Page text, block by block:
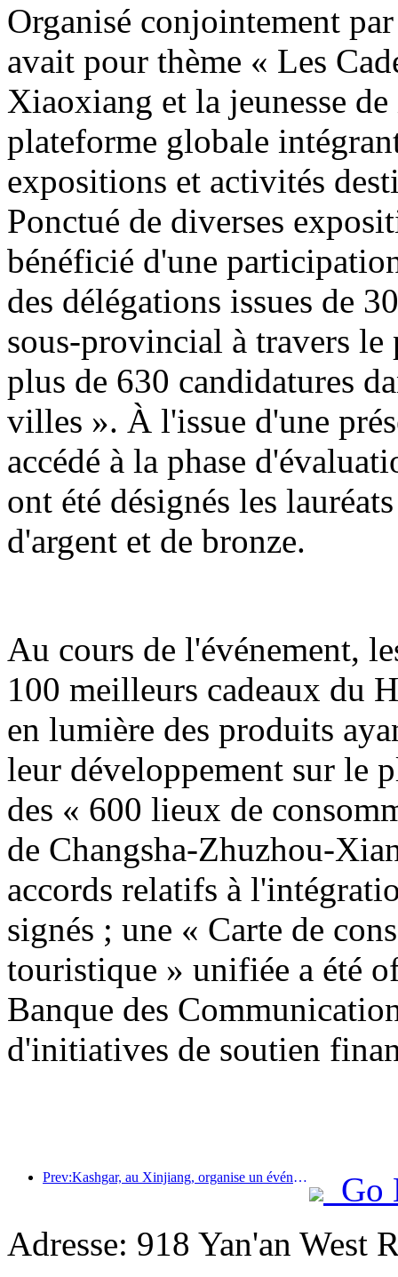
Organisé conjointement
avait pour thème « Les
Xiaoxiang et la jeunesse
plateforme globale
expositions et activités
Ponctué de diverses
bénéficié d'une
des délégations issues de
sous-provincial à travers
plus de 630 candidatures
villes ». À l'issue d'une
accédé à la phase
ont été désignés les
d'argent et de bronze.
Au cours de l'événement,
100 meilleurs cadeaux du
en lumière des produits
leur développement sur le
des « 600 lieux de
de Changsha-Zhuzhou-
accords relatifs à
signés ; une « Carte de
touristique » unifiée a été
Banque des
d'initiatives de soutien
Prev:Kashgar, au Xinjiang, organise un événement de promotion touristique pour favoriser les échanges interethniques.
Go
Adresse: 918 Yan'an West